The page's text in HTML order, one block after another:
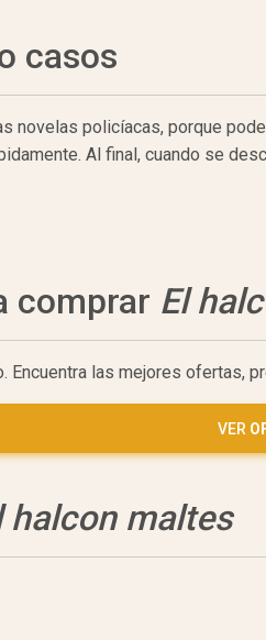
casos
novelas policíacas, porque
Al final, cuando se
comprar El
Encuentra las mejores ofertas,
VER
halcon maltes